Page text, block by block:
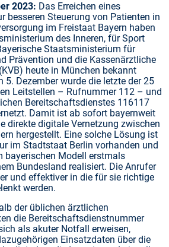
2023: Das Erreichen eines
besseren Steuerung von Patienten in
im Freistaat Bayern haben
des Inneren, für Sport
Staatsministerium für
Prävention und die Kassenärztliche
heute in München bekannt
5. Dezember wurde die letzte der 25
Leitstellen – Rufnummer 112 – und
Bereitschaftsdienstes 116117
Damit ist ab sofort bayernweit
direkte digitale Vernetzung zwischen
hergestellt. Eine solche Lösung ist
im Stadtstaat Berlin vorhanden und
bayerischen Modell erstmals
Bundesland realisiert. Die Anrufer
und effektiver in die für sie richtige
werden.
der üblichen ärztlichen
die Bereitschaftsdienstnummer
als akuter Notfall erweisen,
Einsatzdaten über die